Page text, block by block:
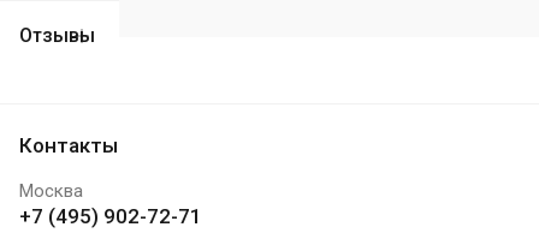
Отзывы
Контакты
Москва
+7 (495) 902-72-71